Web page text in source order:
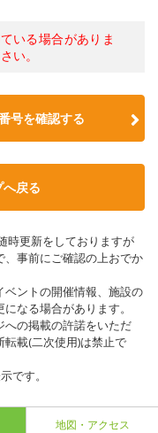
いる場合がありま
い。
号を確認する
戻る
時更新をしておりますが
事前にご確認の上おでか
ントの開催情報、施設の
なる場合があります。
の掲載の許諾をいただ
載(二次使用)は禁止で
です。
地図・アクセス